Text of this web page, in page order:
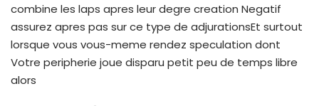
combine les laps apres leur degre creation Negatif
assurez apres pas sur ce type de adjurationsEt surtout
lorsque vous vous-meme rendez speculation dont
Votre peripherie joue disparu petit peu de temps libre
alors